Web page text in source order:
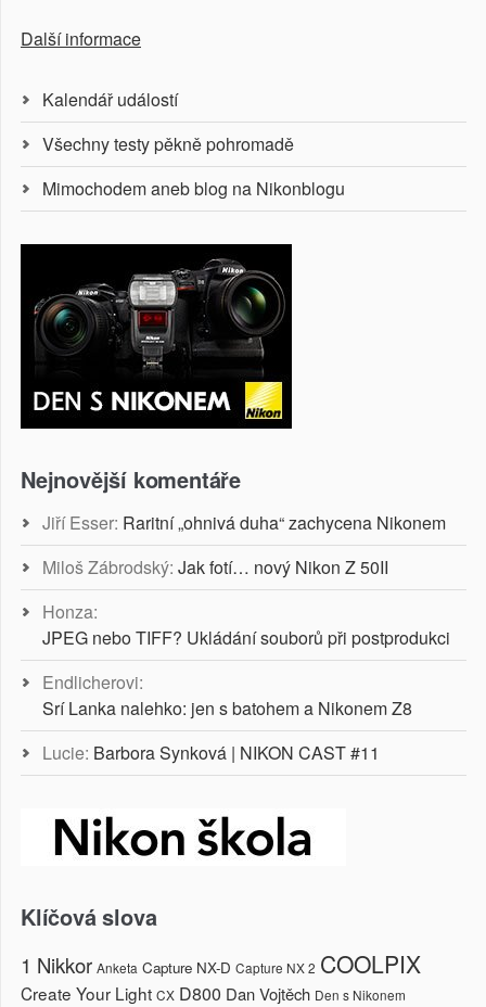
Další informace
Kalendář událostí
Všechny testy pěkně pohromadě
Mimochodem aneb blog na Nikonblogu
Nejnovější komentáře
Jiří Esser: Raritní „ohnivá duha“ zachycena Nikonem
Miloš Zábrodský: Jak fotí… nový Nikon Z 50II
Honza:
JPEG nebo TIFF? Ukládání souborů při postprodukci
Endlicherovi:
Srí Lanka nalehko: jen s batohem a Nikonem Z8
Lucie: Barbora Synková | NIKON CAST #11
Klíčová slova
1 Nikkor Anketa Capture NX-D Capture NX 2 COOLPIX
Create Your Light CX D800 Dan Vojtěch Den s Nikonem